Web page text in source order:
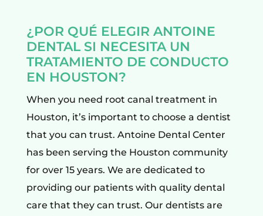
¿POR QUÉ ELEGIR ANTOINE
DENTAL SI NECESITA UN
TRATAMIENTO DE CONDUCTO
EN HOUSTON?
When you need root canal treatment in
Houston, it’s important to choose a dentist
that you can trust. Antoine Dental Center
has been serving the Houston community
for over 15 years. We are dedicated to
providing our patients with quality dental
care that they can trust. Our dentists are